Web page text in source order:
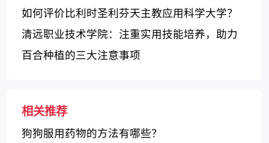
如何评价比利时圣利芬天主教应用科学大学？
清远职业技术学院：注重实用技能培养，助力
学生就业成功
百合种植的三大注意事项
相关推荐
狗狗服用药物的方法有哪些？